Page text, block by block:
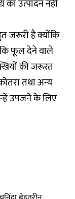
का उत्पादन नहीं
जरूरी है क्योंकि
कि फूल देने वाले
की जरूरत
तथा अन्य
उपजने के लिए